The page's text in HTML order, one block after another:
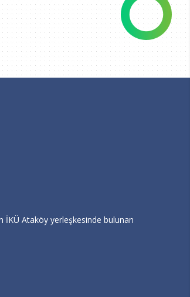
İKÜ Ataköy yerleşkesinde bulunan